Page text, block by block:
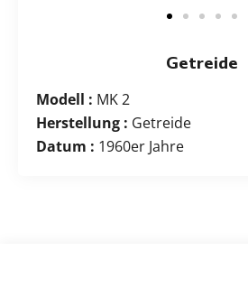
Getreide
Modell : MK 2
Herstellung : Getreide
Datum : 1960er Jahre